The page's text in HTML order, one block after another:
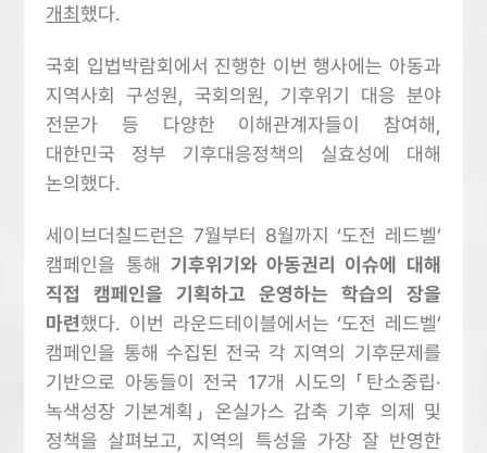
개최했다.
국회 입법박람회에서 진행한 이번 행사에는 아동과
지역사회 구성원, 국회의원, 기후위기 대응 분야
전문가 등 다양한 이해관계자들이 참여해,
대한민국 정부 기후대응정책의 실효성에 대해
논의했다.
세이브더칠드런은 7월부터 8월까지 ‘도전 레드벨’
캠페인을 통해 기후위기와 아동권리 이슈에 대해
직접 캠페인을 기획하고 운영하는 학습의 장을
마련했다. 이번 라운드테이블에서는 ‘도전 레드벨’
캠페인을 통해 수집된 전국 각 지역의 기후문제를
기반으로 아동들이 전국 17개 시도의 「탄소중립·
녹색성장 기본계획」 온실가스 감축 기후 의제 및
정책을 살펴보고, 지역의 특성을 가장 잘 반영한